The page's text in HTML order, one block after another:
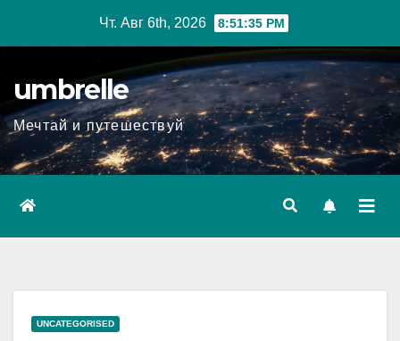
Чт. Авг 6th, 2026 8:51:36 PM
umbrelle
Мечтай и путешествуй
UNCATEGORISED